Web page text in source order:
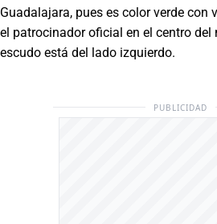
Guadalajara, pues es color verde con
el patrocinador oficial en el centro del
escudo está del lado izquierdo.
PUBLICIDAD